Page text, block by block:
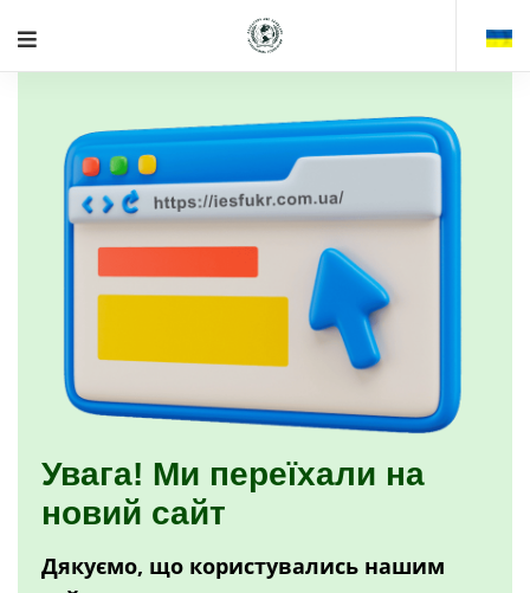
Увага! Ми переїхали на
новий сайт
Дякуємо, що користувались нашим